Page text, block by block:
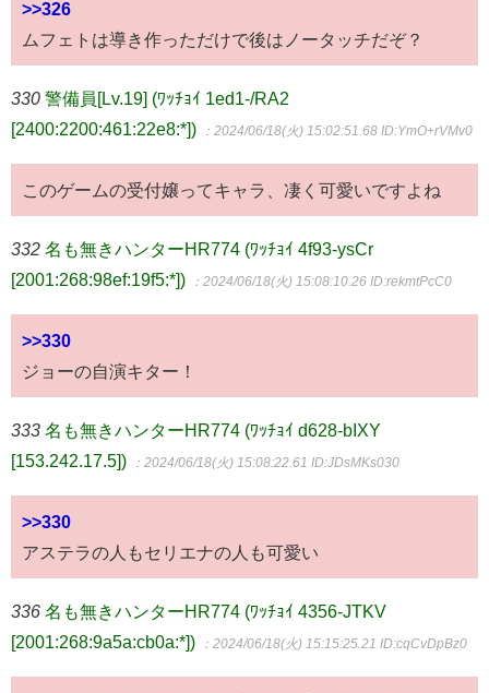
>>326
ムフェトは導き作っただけで後はノータッチだぞ？
330 警備員[Lv.19] (ﾜｯﾁｮｲ 1ed1-/RA2
[2400:2200:461:22e8:*])
：2024/06/18(火) 15:02:51.68 ID:YmO+rVMv0
このゲームの受付嬢ってキャラ、凄く可愛いですよね
332 名も無きハンターHR774 (ﾜｯﾁｮｲ 4f93-ysCr
[2001:268:98ef:19f5:*])
：2024/06/18(火) 15:08:10.26 ID:rekmtPcC0
>>330
ジョーの自演キター！
333 名も無きハンターHR774 (ﾜｯﾁｮｲ d628-bIXY
[153.242.17.5])
：2024/06/18(火) 15:08:22.61 ID:JDsMKs030
>>330
アステラの人もセリエナの人も可愛い
336 名も無きハンターHR774 (ﾜｯﾁｮｲ 4356-JTKV
[2001:268:9a5a:cb0a:*])
：2024/06/18(火) 15:15:25.21 ID:cqCvDpBz0